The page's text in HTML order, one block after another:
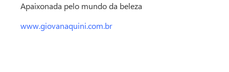
Apaixonada pelo mundo da beleza
www.giovanaquini.com.br